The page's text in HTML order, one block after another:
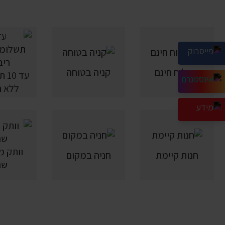
משלוח חינם קניה בטוחה
ללא
חנות קיימת חניה במקום